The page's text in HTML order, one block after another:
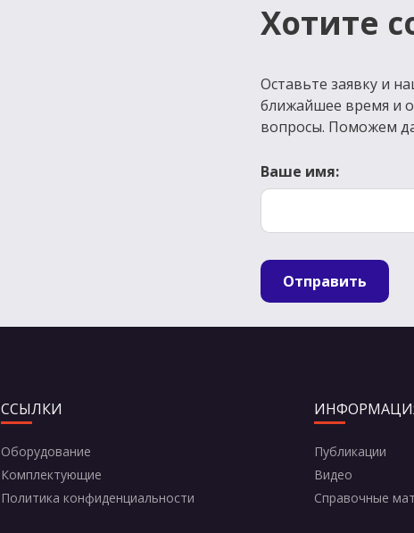
Хотите
Оставьте заявку и
ближайшее время и
вопросы. Поможем
Ваше имя:
Отправить
ССЫЛКИ
Оборудование
Комплектующие
Политика конфиденциальности
Публикации
Видео
Справочные